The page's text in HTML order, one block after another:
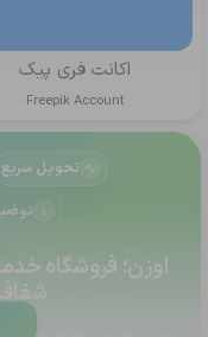
اکانت فری پیک
Freepik Account
تحویل سریع
اوزن؛ فروشگاه